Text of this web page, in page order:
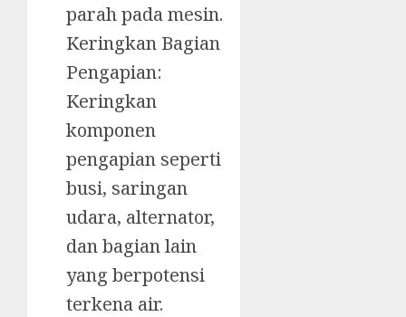
parah pada mesin.
Keringkan Bagian
Pengapian:
Keringkan
komponen
pengapian seperti
busi, saringan
udara, alternator,
dan bagian lain
yang berpotensi
terkena air.